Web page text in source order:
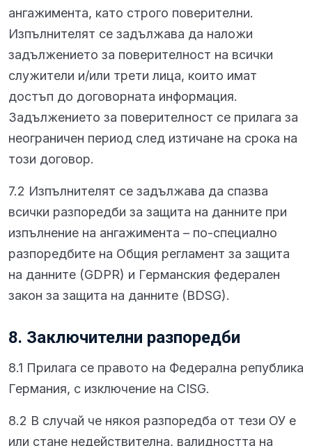
ангажимента, като строго поверителни.
Изпълнителят се задължава да наложи
задължението за поверителност на всички
служители и/или трети лица, които имат
достъп до договорната информация.
Задължението за поверителност се прилага за
неограничен период след изтичане на срока на
този договор.
7.2 Изпълнителят се задължава да спазва
всички разпоредби за защита на данните при
изпълнение на ангажимента – по-специално
разпоредбите на Общия регламент за защита
на данните (GDPR) и Германския федерален
закон за защита на данните (BDSG).
8. Заключителни разпоредби
8.1 Прилага се правото на Федерална република
Германия, с изключение на CISG.
8.2 В случай че някоя разпоредба от тези ОУ е
или стане недействителна, валидността на